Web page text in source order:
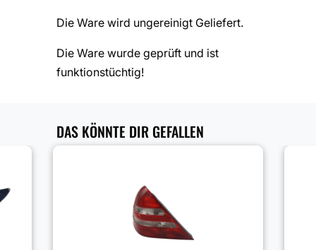
Die Ware wird ungereinigt Geliefert.
Die Ware wurde geprüft und ist
funktionstüchtig!
DAS KÖNNTE DIR GEFALLEN